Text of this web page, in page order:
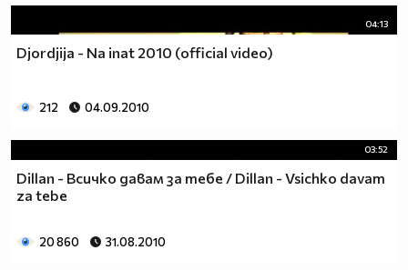
04:13
Djordjija - Na inat 2010 (official video)
212 04.09.2010
03:52
Dillan - Всичко давам за тебе / Dillan - Vsichko davam
za tebe
20 860 31.08.2010